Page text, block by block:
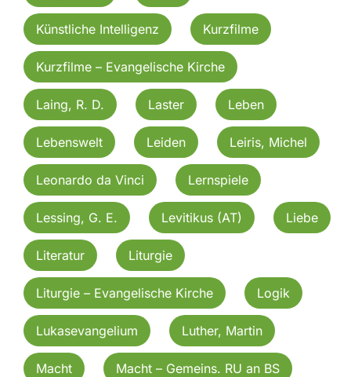
Künstliche Intelligenz Kurzfilme
Kurzfilme – Evangelische Kirche
Laing, R. D. Laster Leben
Lebenswelt Leiden Leiris, Michel
Leonardo da Vinci Lernspiele
Lessing, G. E. Levitikus (AT) Liebe
Literatur Liturgie
Liturgie – Evangelische Kirche Logik
Lukasevangelium Luther, Martin
Macht Macht – Gemeins. RU an BS